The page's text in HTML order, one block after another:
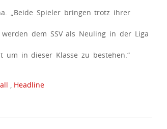
„Beide Spieler bringen trotz ihrer
dem SSV als Neuling in der Liga
um in dieser Klasse zu bestehen.“
, Headline